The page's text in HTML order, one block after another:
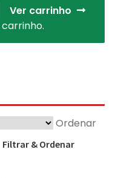
Ver carrinho
Ordenar
Filtrar & Ordenar